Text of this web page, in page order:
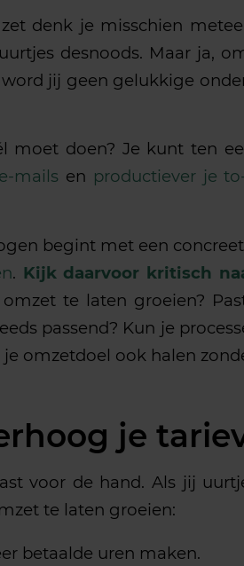
denk je misschien
desnoods. Maar ja,
jij geen gelukkige
moet doen? Je kunt ten
mails en productiever je
begint met een
. Kijk daarvoor kritisch
te laten groeien?
passend? Kun je
omzetdoel ook halen
je
voor de hand. Als jij
te laten groeien:
betaalde uren maken.